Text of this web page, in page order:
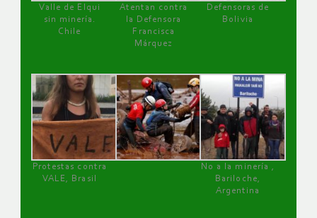
Valle de Elqui
sin minería.
Chile
Atentan contra
la Defensora
Francisca
Márquez
Defensoras de
Bolivia
Protestas contra
VALE, Brasil
No a la minería ,
Bariloche,
Argentina